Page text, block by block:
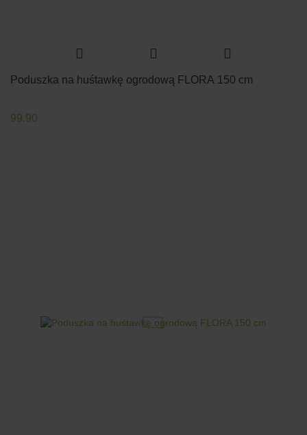
Poduszka na huśtawkę ogrodową FLORA 150 cm
99.90